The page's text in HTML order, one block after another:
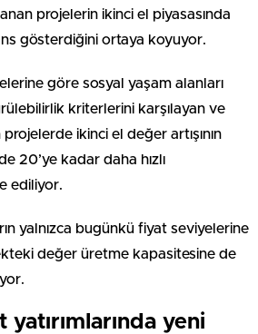
projelerin ikinci el piyasasında
gösterdiğini ortaya koyuyor.
göre sosyal yaşam alanları
kriterlerini karşılayan ve
projelerde ikinci el değer artışının
20’ye kadar daha hızlı
ediliyor.
yalnızca bugünkü fiyat seviyelerine
değer üretme kapasitesine de
yeni